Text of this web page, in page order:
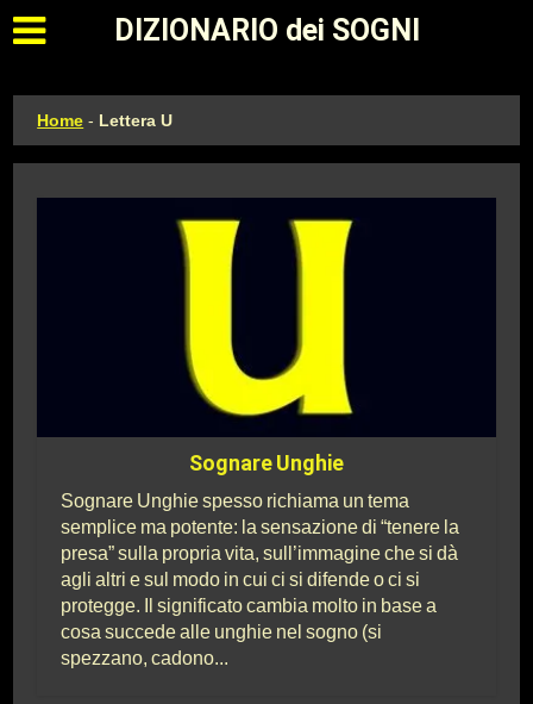
Apri il menu principale
DIZIONARIO dei SOGNI
Home - Lettera U
Sognare Unghie
Sognare Unghie spesso richiama un tema
semplice ma potente: la sensazione di “tenere la
presa” sulla propria vita, sull’immagine che si dà
agli altri e sul modo in cui ci si difende o ci si
protegge. Il significato cambia molto in base a
cosa succede alle unghie nel sogno (si
spezzano, cadono...